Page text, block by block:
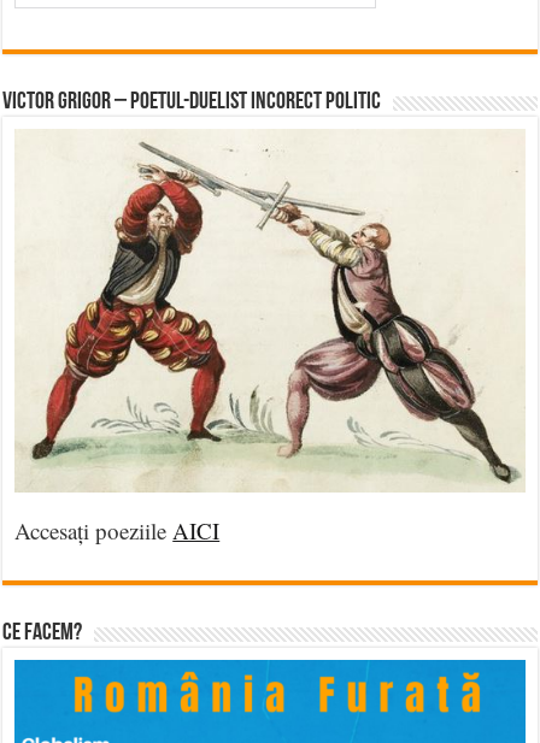
Victor Grigor – Poetul-Duelist Incorect Politic
Accesați poeziile AICI
Ce facem?